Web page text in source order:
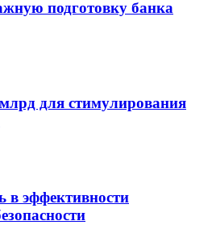
подготовку банка
для стимулирования
в эффективности